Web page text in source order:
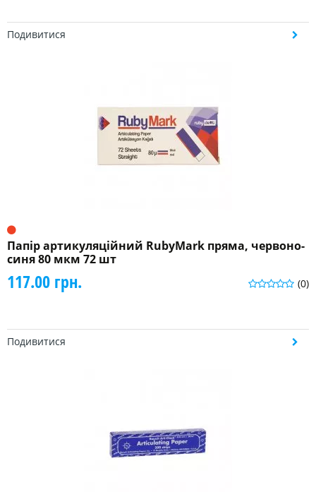
Подивитися
Папір артикуляційний RubyMark пряма, червоно-
синя 80 мкм 72 шт
(0)
117.00 грн.
Подивитися